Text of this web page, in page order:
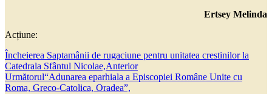
Ertsey Melinda
Acțiune:
Încheierea Saptamânii de rugaciune pentru unitatea crestinilor la
Catedrala Sfântul Nicolae,Anterior
Următorul“Adunarea eparhiala a Episcopiei Române Unite cu
Roma, Greco-Catolica, Oradea”,